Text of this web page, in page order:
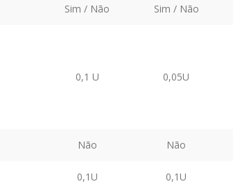
Sim / Não Sim / Não
0,1 U 0,05U
Não Não
0,1U 0,1U